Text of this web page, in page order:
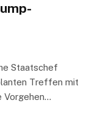
Staatschef
Treffen mit
Vorgehen…